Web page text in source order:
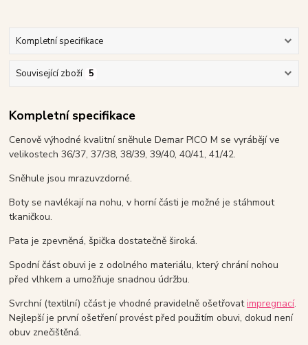
Kompletní specifikace
Související zboží 5
Kompletní specifikace
Cenově výhodné kvalitní sněhule Demar PICO M se vyrábějí ve
velikostech 36/37, 37/38, 38/39, 39/40, 40/41, 41/42.
Sněhule jsou mrazuvzdorné.
Boty se navlékají na nohu, v horní části je možné je stáhmout
tkaničkou.
Pata je zpevněná, špička dostatečně široká.
Spodní část obuvi je z odolného materiálu, který chrání nohou
před vlhkem a umožňuje snadnou údržbu.
Svrchní (textilní) cčást je vhodné pravidelně ošetřovatimpregnací.
Nejlepší je první ošetření provést před použitím obuvi, dokud není
obuv znečištěná.